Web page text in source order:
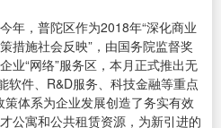
年，普陀区作为2018年“深化商业
措施社会反映”，由国务院监督奖
业“网络”服务区，本月正式推出无
软件、R&D服务、科技金融等重点
策体系为企业发展创造了务实有效
公寓和公共租赁资源，为新引进的